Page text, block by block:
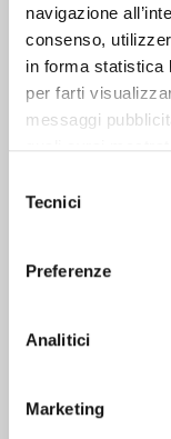
navigazione
consenso,
in forma statistica
per farti
messaggi
delTecnici
Preferenze
Analitici
Marketing